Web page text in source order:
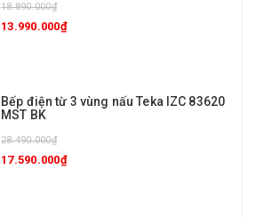
18.890.000₫
13.990.000₫
Bếp điện từ 3 vùng nấu Teka IZC 83620
MST BK
28.490.000₫
17.590.000₫